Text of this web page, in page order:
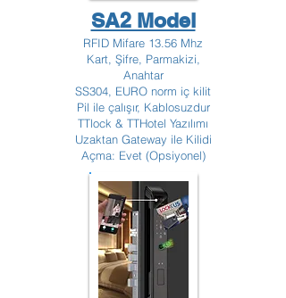
SA2 Model
RFID Mifare 13.56 Mhz
Kart, Şifre, Parmakizi,
Anahtar
SS304, EURO norm iç kilit
Pil ile çalışır, Kablosuzdur
TTlock & TTHotel Yazılımı
Uzaktan Gateway ile Kilidi
Açma: Evet (Opsiyonel)